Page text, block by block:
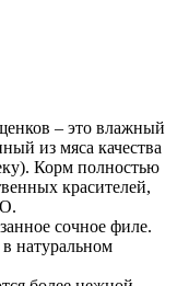
– это влажный
из мяса качества
Корм полностью
красителей,
сочное филе.
натуральном